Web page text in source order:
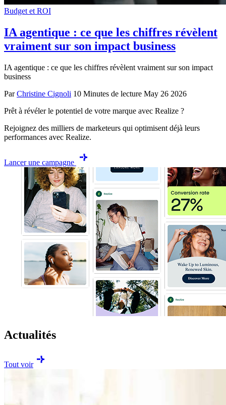
Budget et ROI
IA agentique : ce que les chiffres révèlent
vraiment sur son impact business
IA agentique : ce que les chiffres révèlent vraiment sur son impact
business
Par Christine Cignoli 10 Minutes de lecture May 26 2026
Prêt à révéler le potentiel de votre marque avec Realize ?
Rejoignez des milliers de marketeurs qui optimisent déjà leurs
performances avec Realize.
Lancer une campagne
Actualités
Tout voir